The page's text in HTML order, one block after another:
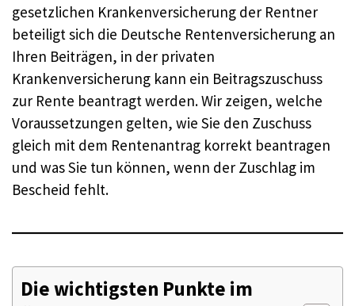
gesetzlichen Krankenversicherung der Rentner
beteiligt sich die Deutsche Rentenversicherung an
Ihren Beiträgen, in der privaten
Krankenversicherung kann ein Beitragszuschuss
zur Rente beantragt werden. Wir zeigen, welche
Voraussetzungen gelten, wie Sie den Zuschuss
gleich mit dem Rentenantrag korrekt beantragen
und was Sie tun können, wenn der Zuschlag im
Bescheid fehlt.
Die wichtigsten Punkte im